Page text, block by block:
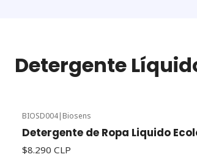
Detergente
BIOSD004| Biosens
Detergente de Ropa Liquido
$8.290 CLP